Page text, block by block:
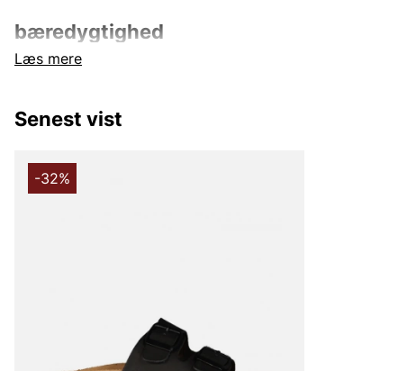
Læs mere
bæredygtighed
som et samlebegreb for sit arbejde med miljø og etik.
hensyn til samtlige tre dimensioner af bæredygtighed:
Senest vist
-32%